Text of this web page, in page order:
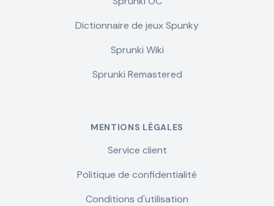
Dictionnaire de jeux Spunky
Sprunki Wiki
Sprunki Remastered
MENTIONS LÉGALES
Service client
Politique de confidentialité
Conditions d'utilisation